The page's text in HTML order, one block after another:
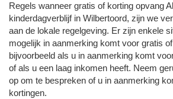
Regels wanneer gratis of korting opvang
kinderdagverblijf in Wilbertoord, zijn we
aan de lokale regelgeving. Er zijn enkele
mogelijk in aanmerking komt voor gratis
bijvoorbeeld als u in aanmerking komt
of als u een laag inkomen heeft. Neem
op om te bespreken of u in aanmerking
kortingen.